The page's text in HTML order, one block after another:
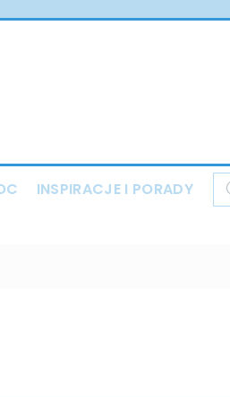
sklepie online będą
za Państwa wyrozumiałość .
INSPIRACJE I PORADY